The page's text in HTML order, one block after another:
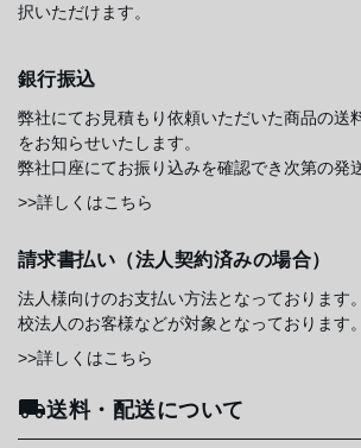
択いただけます。
銀行振込
弊社にてお見積もり依頼いただいた商品の送
をお知らせいたします。
弊社口座にてお振り込みを確認でき次第の発
>>詳しくはこちら
請求書払い（法人契約済みの場合）
法人様向けのお支払い方法となっております
校法人のお客様などが対象となっております。
>>詳しくはこちら
送料・配送について